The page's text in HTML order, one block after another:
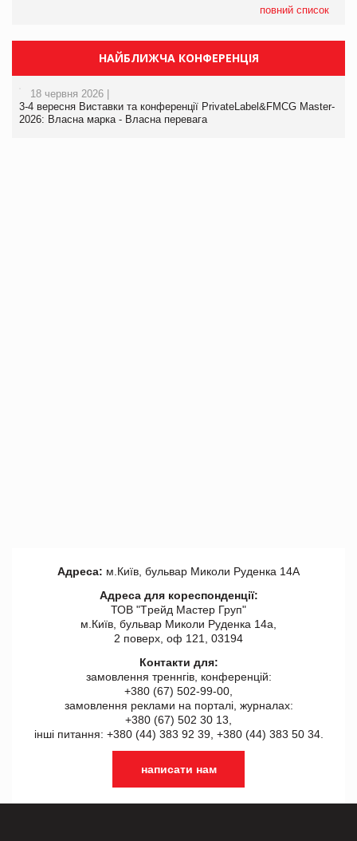
повний список
НАЙБЛИЖЧА КОНФЕРЕНЦІЯ
18 червня 2026 |
3-4 вересня Виставки та конференції PrivateLabel&FMCG Master-
2026: Власна марка - Власна перевага
Адреса: м.Київ, бульвар Миколи Руденка 14А
Адреса для кореспонденції:
ТОВ "Tрейд Мастер Груп"
м.Київ, бульвар Миколи Руденка 14а,
2 поверх, оф 121, 03194
Контакти для:
замовлення треннгів, конференцій:
+380 (67) 502-99-00,
замовлення реклами на порталі, журналах:
+380 (67) 502 30 13,
інші питання: +380 (44) 383 92 39, +380 (44) 383 50 34.
написати нам